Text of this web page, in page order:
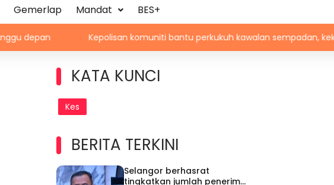
Gemerlap Mandat BES+
Kepolisan komuniti bantu perkukuh kawalan sempadan, kekang
KATA KUNCI
Kes
BERITA TERKINI
Selangor berhasrat
tingkatkan jumlah penerima